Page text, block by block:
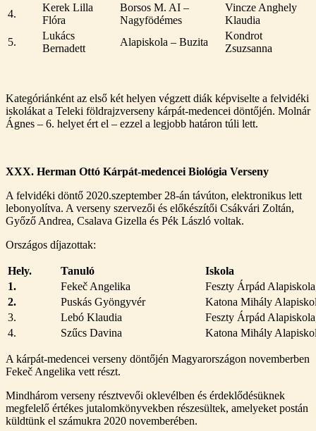
4.
Kerek Lilla
Flóra
Borsos M. AI –
Nagyfödémes
Vincze Anghely
Klaudia
5.
Lukács
Bernadett
Alapiskola – Buzita
Kondrot
Zsuzsanna
Kategóriánként az első két helyen végzett diák képviselte a felvidéki
iskolákat a Teleki földrajzverseny kárpát-medencei döntőjén. Molnár
Ágnes – 6. helyet ért el – ezzel a legjobb határon túli lett.
XXX. Herman Ottó Kárpát-medencei Biológia Verseny
A felvidéki döntő 2020.szeptember 28-án távúton, elektronikus lett
lebonyolítva. A verseny szervezői és előkészítői Csákvári Zoltán,
Győző Andrea, Csalava Gizella és Pék László voltak.
Országos díjazottak:
Hely. Tanuló
Iskola
1.
Fekeč Angelika
Feszty Árpád
2.
Puskás Gyöngyvér
Katona Mihály
3.
Lebó Klaudia
Feszty Árpád
4.
Szűcs Davina Katona Mihály
A kárpát-medencei verseny döntőjén Magyarországon novemberben
Fekeč Angelika vett részt.
Mindhárom verseny résztvevői oklevélben és érdeklődésüknek
megfelelő értékes jutalomkönyvekben részesültek, amelyeket postán
küldtünk el számukra 2020 novemberében.